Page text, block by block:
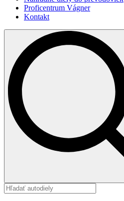
Proficentrum Vágner
Kontakt